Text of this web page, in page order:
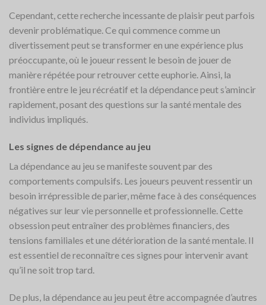
Cependant, cette recherche incessante de plaisir peut parfois
devenir problématique. Ce qui commence comme un
divertissement peut se transformer en une expérience plus
préoccupante, où le joueur ressent le besoin de jouer de
manière répétée pour retrouver cette euphorie. Ainsi, la
frontière entre le jeu récréatif et la dépendance peut s’amincir
rapidement, posant des questions sur la santé mentale des
individus impliqués.
Les signes de dépendance au jeu
La dépendance au jeu se manifeste souvent par des
comportements compulsifs. Les joueurs peuvent ressentir un
besoin irrépressible de parier, même face à des conséquences
négatives sur leur vie personnelle et professionnelle. Cette
obsession peut entraîner des problèmes financiers, des
tensions familiales et une détérioration de la santé mentale. Il
est essentiel de reconnaître ces signes pour intervenir avant
qu’il ne soit trop tard.
De plus, la dépendance au jeu peut être accompagnée d’autres